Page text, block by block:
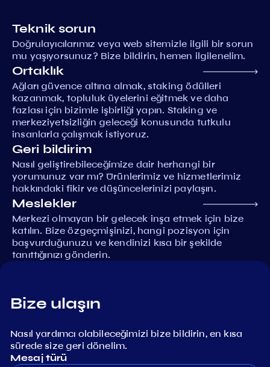
Teknik sorun
Doğrulayıcılarımız veya web sitemizle ilgili bir sorun
mu yaşıyorsunuz? Bize bildirin, hemen ilgilenelim.
Ortaklık
Ağları güvence altına almak, staking ödülleri
kazanmak, topluluk üyelerini eğitmek ve daha
fazlası için bizimle işbirliği yapın. Staking ve
merkeziyetsizliğin geleceği konusunda tutkulu
insanlarla çalışmak istiyoruz.
Geri bildirim
Nasıl geliştirebileceğimize dair herhangi bir
yorumunuz var mı? Ürünlerimiz ve hizmetlerimiz
hakkındaki fikir ve düşüncelerinizi paylaşın.
Meslekler
Merkezi olmayan bir gelecek inşa etmek için bize
katılın. Bize özgeçmişinizi, hangi pozisyon için
başvurduğunuzu ve kendinizi kısa bir şekilde
tanıttığınızı gönderin.
Bize ulaşın
Nasıl yardımcı olabileceğimizi bize bildirin, en kısa
sürede size geri dönelim.
Mesaj türü